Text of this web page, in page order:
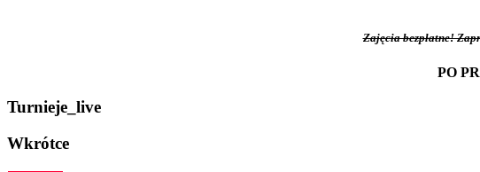
Zajęcia bezpłatne!
PO
Turnieje_live
Wkrótce